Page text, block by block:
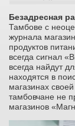
Безадресная
Тамбове с
журнала
продуктов
всегда сигнал
всегда найдут
находятся в
магазинах
тамбовчане не
магазинов